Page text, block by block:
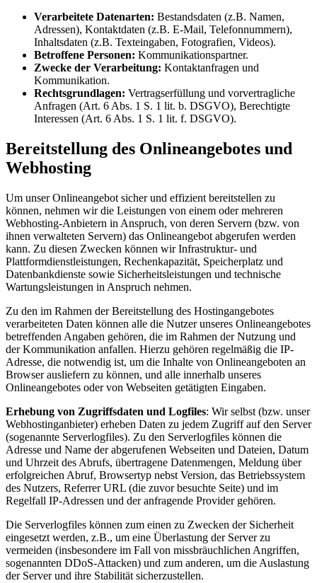
Verarbeitete Datenarten: Bestandsdaten (z.B. Namen,
Adressen), Kontaktdaten (z.B. E-Mail, Telefonnummern),
Inhaltsdaten (z.B. Texteingaben, Fotografien, Videos).
Betroffene Personen: Kommunikationspartner.
Zwecke der Verarbeitung: Kontaktanfragen und
Kommunikation.
Rechtsgrundlagen: Vertragserfüllung und vorvertragliche
Anfragen (Art. 6 Abs. 1 S. 1 lit. b. DSGVO), Berechtigte
Interessen (Art. 6 Abs. 1 S. 1 lit. f. DSGVO).
Bereitstellung des Onlineangebotes und
Webhosting
Um unser Onlineangebot sicher und effizient bereitstellen zu
können, nehmen wir die Leistungen von einem oder mehreren
Webhosting-Anbietern in Anspruch, von deren Servern (bzw. von
ihnen verwalteten Servern) das Onlineangebot abgerufen werden
kann. Zu diesen Zwecken können wir Infrastruktur- und
Plattformdienstleistungen, Rechenkapazität, Speicherplatz und
Datenbankdienste sowie Sicherheitsleistungen und technische
Wartungsleistungen in Anspruch nehmen.
Zu den im Rahmen der Bereitstellung des Hostingangebotes
verarbeiteten Daten können alle die Nutzer unseres Onlineangebotes
betreffenden Angaben gehören, die im Rahmen der Nutzung und
der Kommunikation anfallen. Hierzu gehören regelmäßig die IP-
Adresse, die notwendig ist, um die Inhalte von Onlineangeboten an
Browser ausliefern zu können, und alle innerhalb unseres
Onlineangebotes oder von Webseiten getätigten Eingaben.
Erhebung von Zugriffsdaten und Logfiles: Wir selbst (bzw. unser
Webhostinganbieter) erheben Daten zu jedem Zugriff auf den Server
(sogenannte Serverlogfiles). Zu den Serverlogfiles können die
Adresse und Name der abgerufenen Webseiten und Dateien, Datum
und Uhrzeit des Abrufs, übertragene Datenmengen, Meldung über
erfolgreichen Abruf, Browsertyp nebst Version, das Betriebssystem
des Nutzers, Referrer URL (die zuvor besuchte Seite) und im
Regelfall IP-Adressen und der anfragende Provider gehören.
Die Serverlogfiles können zum einen zu Zwecken der Sicherheit
eingesetzt werden, z.B., um eine Überlastung der Server zu
vermeiden (insbesondere im Fall von missbräuchlichen Angriffen,
sogenannten DDoS-Attacken) und zum anderen, um die Auslastung
der Server und ihre Stabilität sicherzustellen.